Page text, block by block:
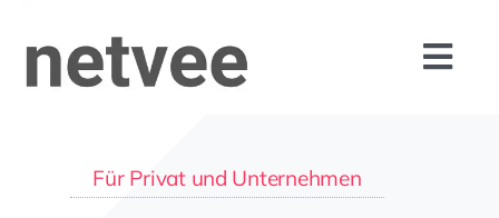
content
IT-Service
Für Privat und Unternehmen